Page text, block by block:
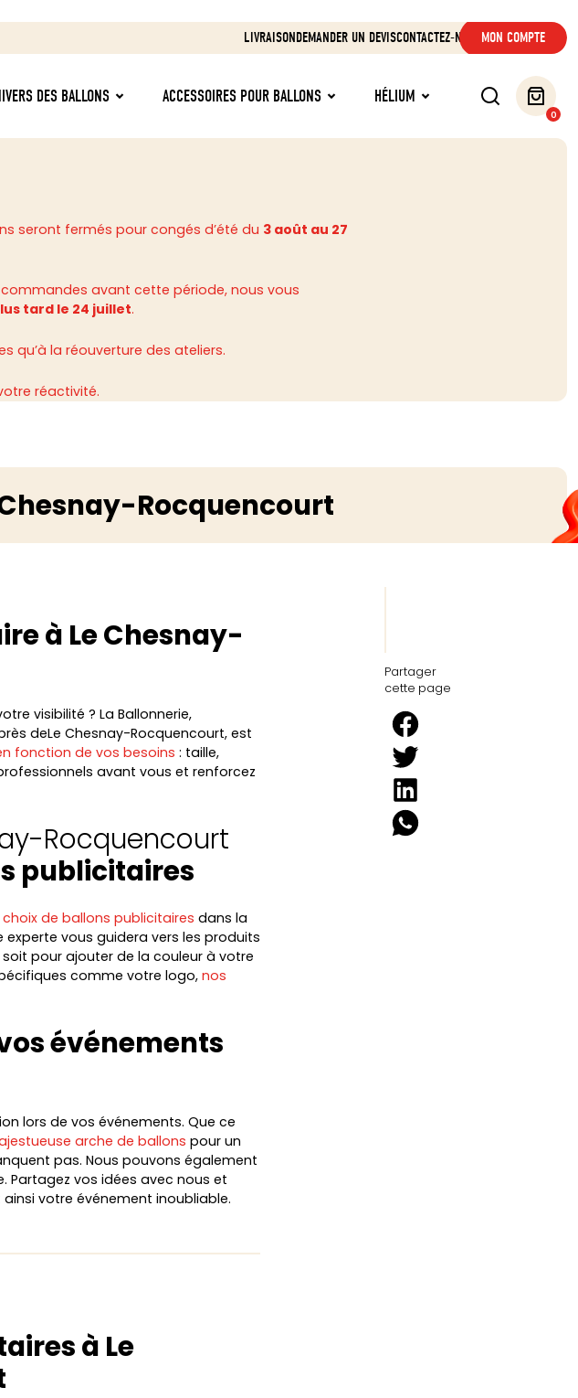
LIVRAISONDEMANDER UN DEVISCONTACTEZ-NOUS MON COMPTE
DES BALLONS ACCESSOIRES POUR BALLONS HÉLIUM
0
seront fermés pour congés d’été du 3 août au 27
avant cette période, nous vous
tard le 24 juillet.
qu’à la réouverture des ateliers.
réactivité.
Rocquencourt
à Le Chesnay-
visibilité ? La Ballonnerie,
deLe Chesnay-Rocquencourt, est
fonction de vos besoins : taille,
avant vous et renforcez
Rocquencourt
publicitaires
de ballons publicitaires dans la
vous guidera vers les produits
pour ajouter de la couleur à votre
comme votre logo, nos
événements
lors de vos événements. Que ce
arche de ballons pour un
pas. Nous pouvons également
Partagez vos idées avec nous et
votre événement inoubliable.
à Le
Partager
cette page